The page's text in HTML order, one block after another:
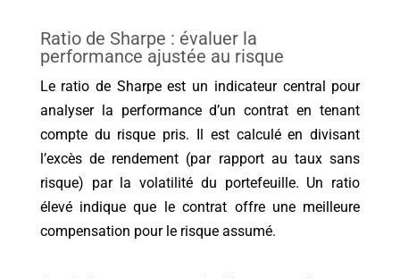
Ratio de Sharpe : évaluer la
performance ajustée au risque
Le ratio de Sharpe est un indicateur central pour
analyser la performance d’un contrat en tenant
compte du risque pris. Il est calculé en divisant
l’excès de rendement (par rapport au taux sans
risque) par la volatilité du portefeuille. Un ratio
élevé indique que le contrat offre une meilleure
compensation pour le risque assumé.